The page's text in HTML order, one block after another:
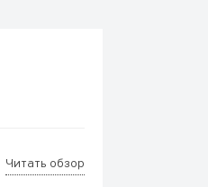
Читать обзор